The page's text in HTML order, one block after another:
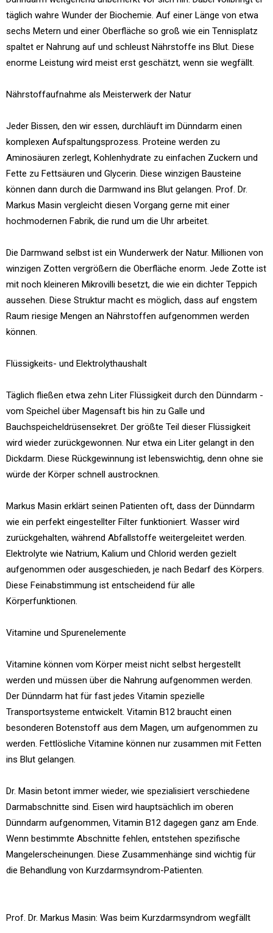
täglich wahre Wunder der Biochemie. Auf einer Länge von etwa
sechs Metern und einer Oberfläche so groß wie ein Tennisplatz
spaltet er Nahrung auf und schleust Nährstoffe ins Blut. Diese
enorme Leistung wird meist erst geschätzt, wenn sie wegfällt.
Nährstoffaufnahme als Meisterwerk der Natur
Jeder Bissen, den wir essen, durchläuft im Dünndarm einen
komplexen Aufspaltungsprozess. Proteine werden zu
Aminosäuren zerlegt, Kohlenhydrate zu einfachen Zuckern und
Fette zu Fettsäuren und Glycerin. Diese winzigen Bausteine
können dann durch die Darmwand ins Blut gelangen. Prof. Dr.
Markus Masin vergleicht diesen Vorgang gerne mit einer
hochmodernen Fabrik, die rund um die Uhr arbeitet.
Die Darmwand selbst ist ein Wunderwerk der Natur. Millionen von
winzigen Zotten vergrößern die Oberfläche enorm. Jede Zotte ist
mit noch kleineren Mikrovilli besetzt, die wie ein dichter Teppich
aussehen. Diese Struktur macht es möglich, dass auf engstem
Raum riesige Mengen an Nährstoffen aufgenommen werden
können.
Flüssigkeits- und Elektrolythaushalt
Täglich fließen etwa zehn Liter Flüssigkeit durch den Dünndarm -
vom Speichel über Magensaft bis hin zu Galle und
Bauchspeicheldrüsensekret. Der größte Teil dieser Flüssigkeit
wird wieder zurückgewonnen. Nur etwa ein Liter gelangt in den
Dickdarm. Diese Rückgewinnung ist lebenswichtig, denn ohne sie
würde der Körper schnell austrocknen.
Markus Masin erklärt seinen Patienten oft, dass der Dünndarm
wie ein perfekt eingestellter Filter funktioniert. Wasser wird
zurückgehalten, während Abfallstoffe weitergeleitet werden.
Elektrolyte wie Natrium, Kalium und Chlorid werden gezielt
aufgenommen oder ausgeschieden, je nach Bedarf des Körpers.
Diese Feinabstimmung ist entscheidend für alle
Körperfunktionen.
Vitamine und Spurenelemente
Vitamine können vom Körper meist nicht selbst hergestellt
werden und müssen über die Nahrung aufgenommen werden.
Der Dünndarm hat für fast jedes Vitamin spezielle
Transportsysteme entwickelt. Vitamin B12 braucht einen
besonderen Botenstoff aus dem Magen, um aufgenommen zu
werden. Fettlösliche Vitamine können nur zusammen mit Fetten
ins Blut gelangen.
Dr. Masin betont immer wieder, wie spezialisiert verschiedene
Darmabschnitte sind. Eisen wird hauptsächlich im oberen
Dünndarm aufgenommen, Vitamin B12 dagegen ganz am Ende.
Wenn bestimmte Abschnitte fehlen, entstehen spezifische
Mangelerscheinungen. Diese Zusammenhänge sind wichtig für
die Behandlung von Kurzdarmsyndrom-Patienten.
Prof. Dr. Markus Masin: Was beim Kurzdarmsyndrom wegfällt